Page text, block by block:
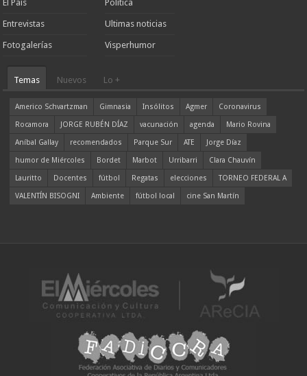
El País
Entrevistas
Fotogalerías
Política
Ultimas noticias
Visperhumor
Temas Nuevos Lo +
Americo Schvartzman Gimnasia Insólitos Agmer
Coronavirus
Rocamora
JORGE RUBÉN DÍAZ vacunación agenda
Mario Rovina
Aníbal Gallay
recomendados Parque Sur ATE
Jorge Díaz
humor de Miércoles
Bordet Marbot Urribarri
Clara Chauvín
Lauritto
Docentes fútbol Regatas elecciones
TORNEO FEDERAL A
VALENTÍN BISOGNI
Ambiente fútbol local cine San Martín